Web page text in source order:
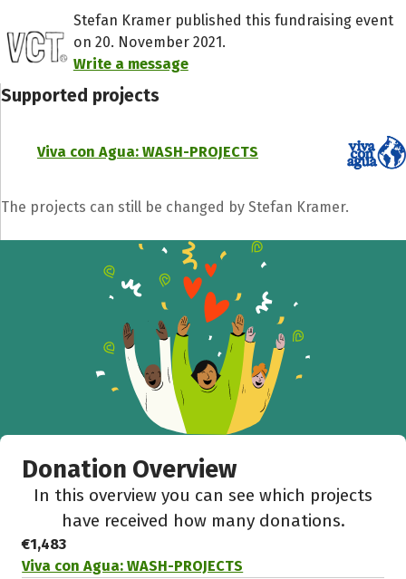
Stefan Kramer published this fundraising event
on 20. November 2021.
Write a message
Supported projects
Viva con Agua: WASH-PROJECTS
The projects can still be changed by Stefan Kramer.
Donation Overview
In this overview you can see which projects
have received how many donations.
€1,483
Viva con Agua: WASH-PROJECTS